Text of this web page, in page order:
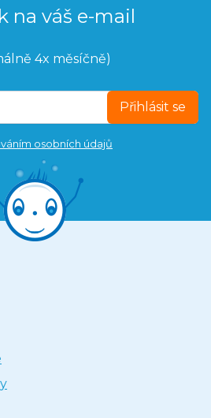
na váš e-mail
4x měsíčně)
Přihlásit se
osobních údajů